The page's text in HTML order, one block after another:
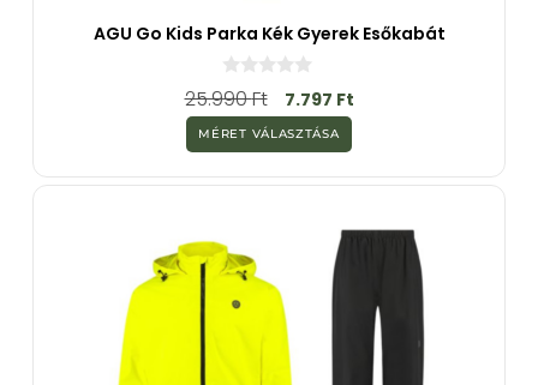
AGU Go Kids Parka Kék Gyerek Esőkabát
0
a
5
-
b
ő
25.990Ft 7.797 Ft
MÉRET VÁLASZTÁSA